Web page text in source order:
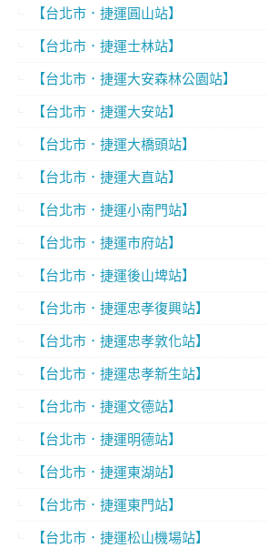
【台北市．捷運圓山站】
【台北市．捷運士林站】
【台北市．捷運大安森林公園站】
【台北市．捷運大安站】
【台北市．捷運大橋頭站】
【台北市．捷運大直站】
【台北市．捷運小南門站】
【台北市．捷運市府站】
【台北市．捷運後山埤站】
【台北市．捷運忠孝復興站】
【台北市．捷運忠孝敦化站】
【台北市．捷運忠孝新生站】
【台北市．捷運文德站】
【台北市．捷運明德站】
【台北市．捷運東湖站】
【台北市．捷運東門站】
【台北市．捷運松山機場站】